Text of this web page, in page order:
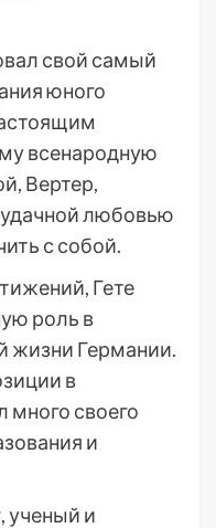
свой самый
юного
всенародную
Вертер,
любовью
с собой.
Гете
роль в
жизни Германии.
в
много своего
и
ученый и